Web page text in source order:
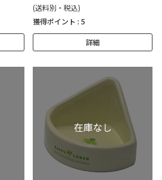
(送料別・税込)
獲得ポイント : 5
詳細